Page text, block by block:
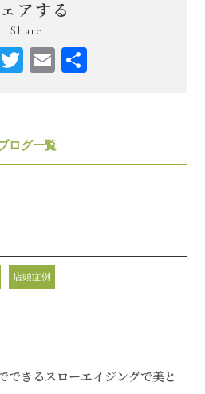
アする
Share
Facebook
TwitterEmail
ログ一覧
店頭症例
できるスローエイジングで美と